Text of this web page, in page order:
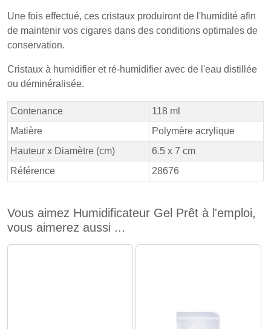
Une fois effectué, ces cristaux produiront de l'humidité afin
de maintenir vos cigares dans des conditions optimales de
conservation.
Cristaux à humidifier et ré-humidifier avec de l'eau distillée
ou déminéralisée.
Contenance
118 ml
Matière
Polymère acrylique
Hauteur x Diamètre (cm)
6.5 x 7 cm
Référence
28676
Vous aimez Humidificateur Gel Prêt à l'emploi,
vous aimerez aussi ...